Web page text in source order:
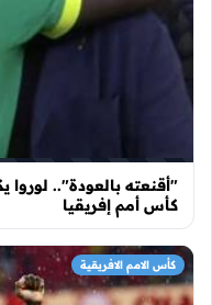
"أقنعته بالعودة"..
كأس أمم إفريقيا
كأس الامم الافريقية